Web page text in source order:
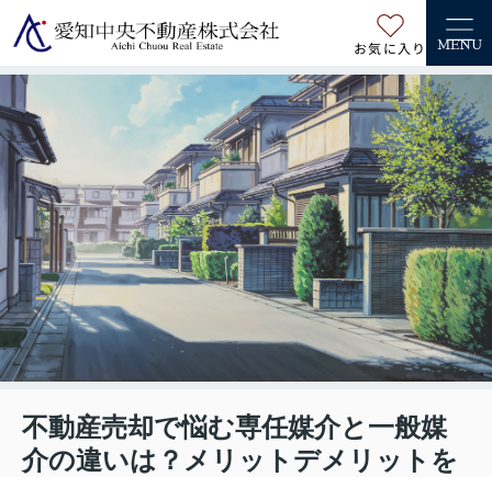
お気に入り MENU
不動産売却で悩む専任媒介と一般媒
介の違いは？メリットデメリットを